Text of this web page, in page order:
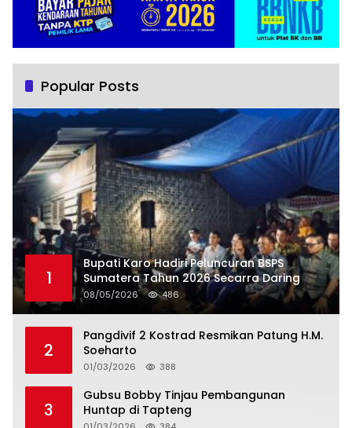
Popular Posts
1
Bupati Karo Hadiri Peluncuran BSPS
Sumatera Tahun 2026 Secarra Daring
08/05/2026 486
2
Pangdivif 2 Kostrad Resmikan Patung H.M.
Soeharto
01/03/2026 388
3
Gubsu Bobby Tinjau Pembangunan
Huntap di Tapteng